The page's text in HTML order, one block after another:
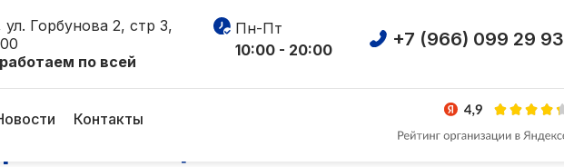
Горбунова 2, стр 3,
по всей
Пн-Пт
10:00 - 20:00
+7 (966) 099 29 93
Контакты
в Дубай (ОАЭ):
и цена